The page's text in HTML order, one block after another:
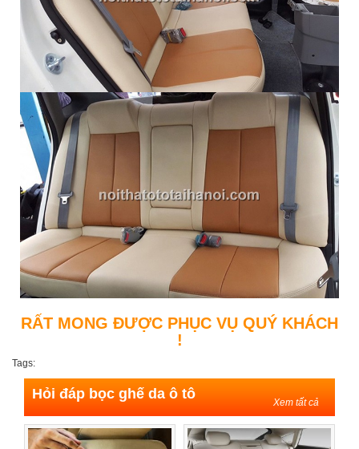
RẤT MONG ĐƯỢC PHỤC VỤ QUÝ KHÁCH
!
Tags:
Hỏi đáp bọc ghế da ô tô
Xem tất cả